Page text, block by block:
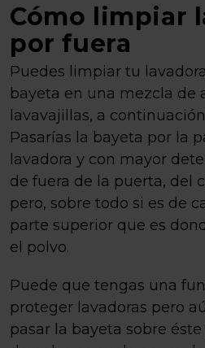
Cómo limpiar
por fuera
Puedes limpiar tu
bayeta en una mezcla de
lavavajillas, a
Pasarías la bayeta por la
lavadora y con mayor
de fuera de la puerta, del
pero, sobre todo si es de
parte superior que es
el polvo.
Puede que tengas una
proteger lavadoras pero
pasar la bayeta sobre